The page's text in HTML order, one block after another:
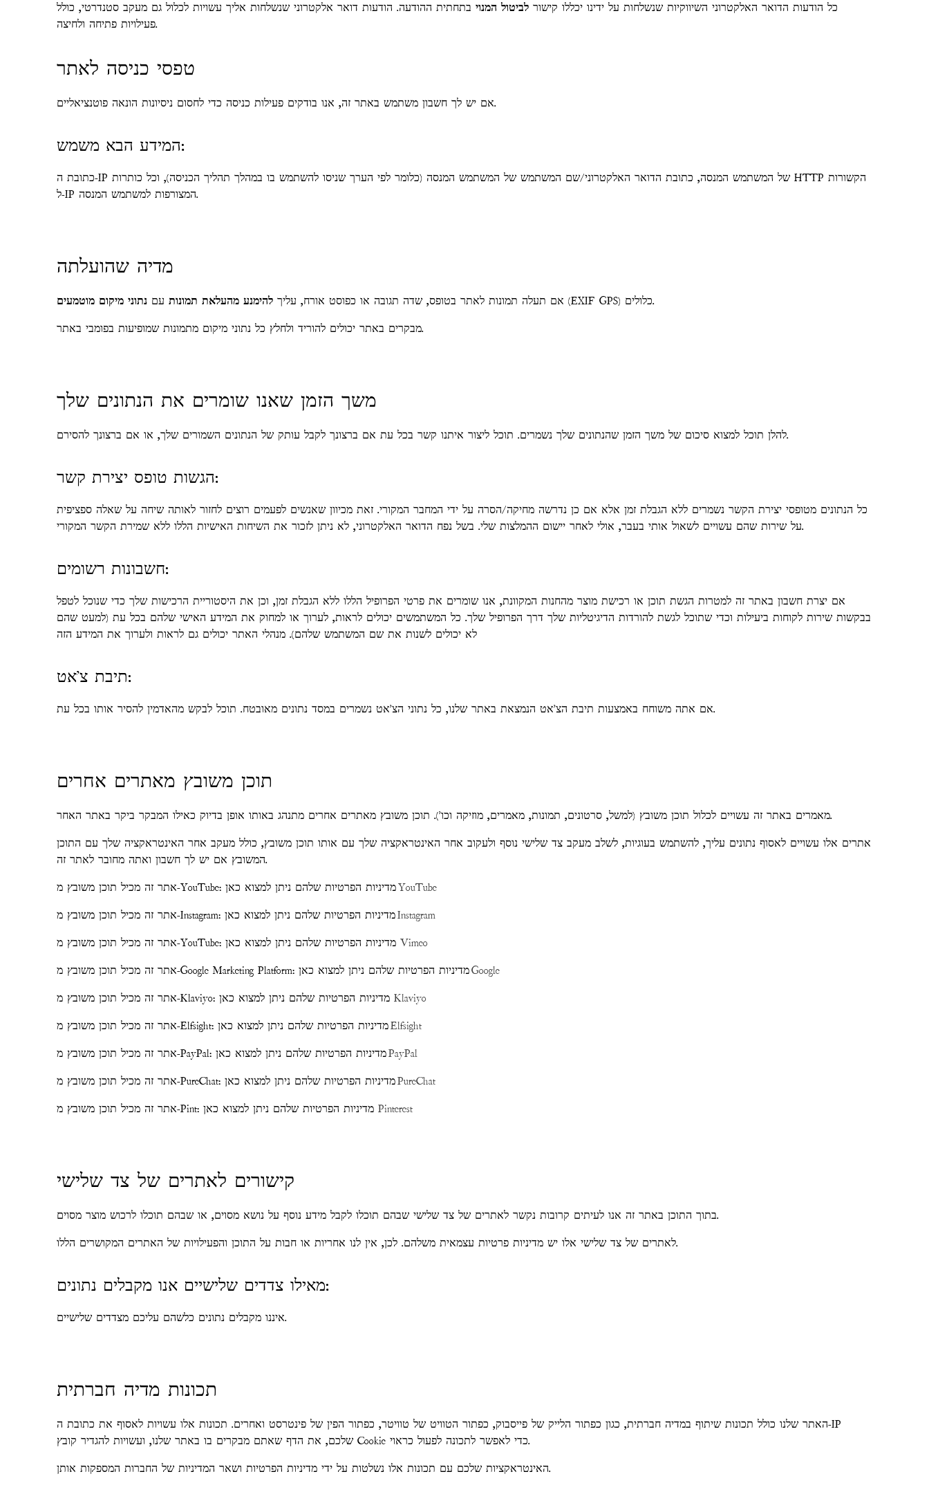
כל הודעות הדואר האלקטרוני השיווקיות שנשלחות על ידינו יכללו קישור לביטול המנוי בתחתית ההודעה. הודעות דואר אלקטרוני שנשלחות אליך עשויות לכלול גם מעקב סטנדרטי, כולל
פעילויות פתיחה ולחיצה.
טפסי כניסה לאתר
אם יש לך חשבון משתמש באתר זה, אנו בודקים פעילות כניסה כדי לחסום ניסיונות הונאה פוטנציאליים.
המידע הבא משמש:
כתובת ה-IP של המשתמש המנסה, כתובת הדואר האלקטרוני/שם המשתמש של המשתמש המנסה (כלומר לפי הערך שניסו להשתמש בו במהלך תהליך הכניסה), וכל כותרות HTTP הקשורות
ל-IP המצורפות למשתמש המנסה.
מדיה שהועלתה
אם תעלה תמונות לאתר בטופס, שדה תגובה או כפוסט אורח, עליך להימנע מהעלאת תמונות עם נתוני מיקום מוטמעים
(EXIF GPS) כלולים.
מבקרים באתר יכולים להוריד ולחלץ כל נתוני מיקום מתמונות שמופיעות בפומבי באתר.
משך הזמן שאנו שומרים את הנתונים שלך
להלן תוכל למצוא סיכום של משך הזמן שהנתונים שלך נשמרים. תוכל ליצור איתנו קשר בכל עת אם ברצונך לקבל עותק של הנתונים השמורים שלך, או אם ברצונך להסירם.
הגשות טופס יצירת קשר:
כל הנתונים מטופסי יצירת הקשר נשמרים ללא הגבלת זמן אלא אם כן נדרשה מחיקה/הסרה על ידי המחבר המקורי. זאת מכיוון שאנשים לפעמים רוצים לחזור לאותה שיחה על שאלה ספציפית
על שירות שהם עשויים לשאול אותי בעבר, אולי לאחר יישום ההמלצות שלי. בשל נפח הדואר האלקטרוני, לא ניתן לזכור את השיחות האישיות הללו ללא שמירת הקשר המקורי.
חשבונות רשומים:
אם יצרת חשבון באתר זה למטרות הגשת תוכן או רכישת מוצר מהחנות המקוונת, אנו שומרים את פרטי הפרופיל הללו ללא הגבלת זמן, וכן את היסטוריית הרכישות שלך כדי שנוכל לטפל
בבקשות שירות לקוחות ביעילות וכדי שתוכל לגשת להורדות הדיגיטליות שלך דרך הפרופיל שלך. כל המשתמשים יכולים לראות, לערוך או למחוק את המידע האישי שלהם בכל עת (למעט שהם
לא יכולים לשנות את שם המשתמש שלהם). מנהלי האתר יכולים גם לראות ולערוך את המידע הזה
תיבת צ'אט:
אם אתה משוחח באמצעות תיבת הצ'אט הנמצאת באתר שלנו, כל נתוני הצ'אט נשמרים במסד נתונים מאובטח. תוכל לבקש מהאדמין להסיר אותו בכל עת.
תוכן משובץ מאתרים אחרים
מאמרים באתר זה עשויים לכלול תוכן משובץ (למשל, סרטונים, תמונות, מאמרים, מוזיקה וכו'). תוכן משובץ מאתרים אחרים מתנהג באותו אופן בדיוק כאילו המבקר ביקר באתר האחר.
אתרים אלו עשויים לאסוף נתונים עליך, להשתמש בעוגיות, לשלב מעקב צד שלישי נוסף ולעקוב אחר האינטראקציה שלך עם אותו תוכן משובץ, כולל מעקב אחר האינטראקציה שלך עם התוכן
המשובץ אם יש לך חשבון ואתה מחובר לאתר זה.
אתר זה מכיל תוכן משובץ מ-YouTube: מדיניות הפרטיות שלהם ניתן למצוא כאןYouTube
אתר זה מכיל תוכן משובץ מ-Instagram: מדיניות הפרטיות שלהם ניתן למצוא כאןInstagram
Vimeo
Google
Klaviyo
Elfsight
PayPal
PureChat
Pinterest
קישורים לאתרים של צד שלישי
בתוך התוכן באתר זה אנו לעיתים קרובות נקשר לאתרים של צד שלישי שבהם תוכלו לקבל מידע נוסף על נושא מסוים, או שבהם תוכלו לרכוש מוצר מסוים.
לאתרים של צד שלישי אלו יש מדיניות פרטיות עצמאית משלהם. לכן, אין לנו אחריות או חבות על התוכן והפעילויות של האתרים המקושרים הללו.
מאילו צדדים שלישיים אנו מקבלים נתונים:
איננו מקבלים נתונים כלשהם עליכם מצדדים שלישיים.
תכונות מדיה חברתית
האתר שלנו כולל תכונות שיתוף במדיה חברתית, כגון כפתור הלייק של פייסבוק, כפתור הטוויט של טוויטר, כפתור הפין של פינטרסט ואחרים. תכונות אלו עשויות לאסוף את כתובת ה-IP
שלכם, את הדף שאתם מבקרים בו באתר שלנו, ועשויות להגדיר קובץ Cookie כדי לאפשר לתכונה לפעול כראוי.
האינטראקציות שלכם עם תכונות אלו נשלטות על ידי מדיניות הפרטיות ושאר המדיניות של החברות המספקות אותן.